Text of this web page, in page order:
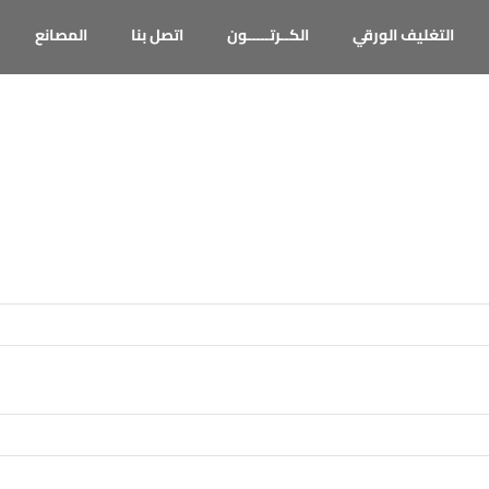
التغليف الورقي الكــرتـــــون اتصل بنا المصانع